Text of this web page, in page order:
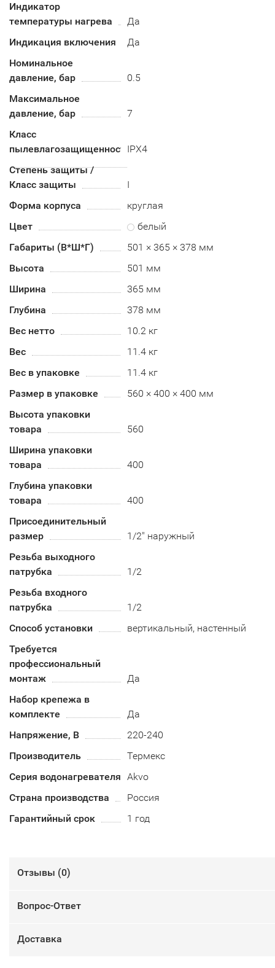
Индикатор
температуры нагрева
Да
Индикация включения
Да
Номинальное
давление, бар
0.5
Максимальное
давление, бар
7
Класс
пылевлагозащищенностиIPX4
Степень защиты /
Класс защиты
I
Форма корпуса
круглая
Цвет
белый
Габариты (В*Ш*Г)
501 × 365 × 378 мм
Высота
501 мм
Ширина
365 мм
Глубина
378 мм
Вес нетто
10.2 кг
Вес
11.4 кг
Вес в упаковке
11.4 кг
Размер в упаковке
560 × 400 × 400 мм
Высота упаковки
товара
560
Ширина упаковки
товара
400
Глубина упаковки
товара
400
Присоединительный
размер
1/2" наружный
Резьба выходного
патрубка
1/2
Резьба входного
патрубка
1/2
Способ установки
вертикальный, настенный
Требуется
профессиональный
монтаж
Да
Набор крепежа в
комплекте
Да
Напряжение, В
220-240
Производитель
Термекс
Серия водонагревателя Akvo
Страна производства
Россия
Гарантийный срок
1 год
Отзывы (0)
Вопрос-Ответ
Доставка